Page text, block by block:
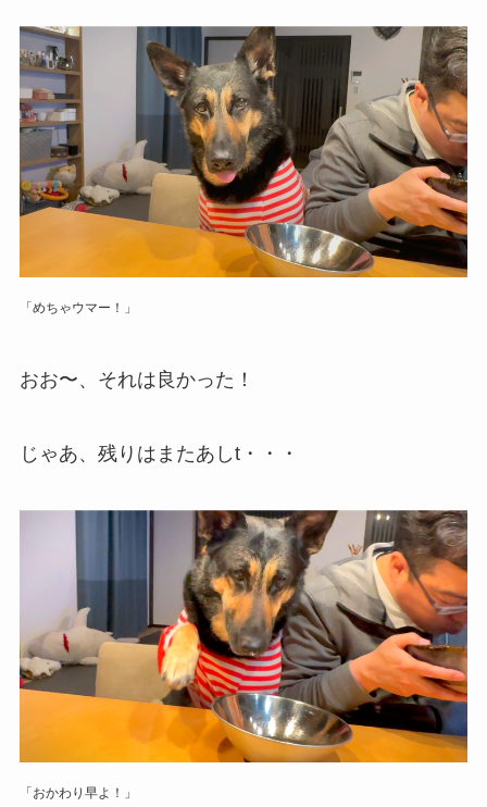
「めちゃウマー！」
おお〜、それは良かった！
じゃあ、残りはまたあしt・・・
「おかわり早よ！」